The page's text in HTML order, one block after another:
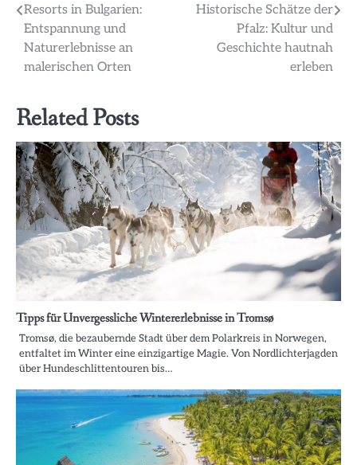
Beitragsnavigation
Resorts in Bulgarien:
Entspannung und
Naturerlebnisse an
malerischen Orten
Historische Schätze der
Pfalz: Kultur und
Geschichte hautnah
erleben
Related Posts
Tipps für Unvergessliche Wintererlebnisse in Tromsø
Tromsø, die bezaubernde Stadt über dem Polarkreis in Norwegen,
entfaltet im Winter eine einzigartige Magie. Von Nordlichterjagden
über Hundeschlittentouren bis…